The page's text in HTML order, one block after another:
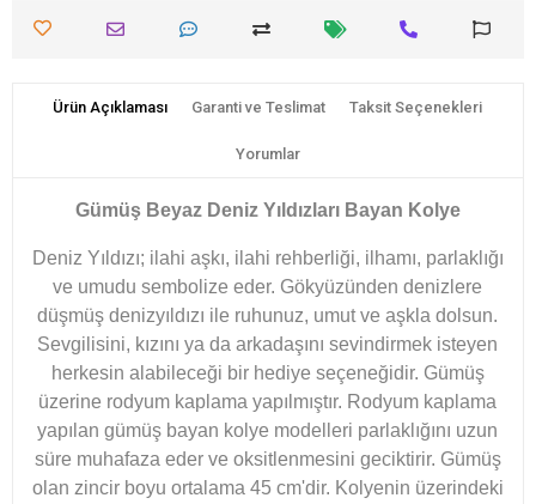
Ürün Açıklaması Garanti ve Teslimat Taksit Seçenekleri
Yorumlar
​Gümüş Beyaz Deniz Yıldızları Bayan Kolye
Deniz Yıldızı; ilahi aşkı, ilahi rehberliği, ilhamı, parlaklığı
ve umudu sembolize eder. Gökyüzünden denizlere
düşmüş denizyıldızı ile ruhunuz, umut ve aşkla dolsun.
Sevgilisini, kızını ya da arkadaşını sevindirmek isteyen
herkesin alabileceği bir hediye seçeneğidir. Gümüş
üzerine rodyum kaplama yapılmıştır. Rodyum kaplama
yapılan gümüş bayan kolye modelleri parlaklığını uzun
süre muhafaza eder ve oksitlenmesini geciktirir. Gümüş
olan zincir boyu ortalama 45 cm'dir. Kolyenin üzerindeki